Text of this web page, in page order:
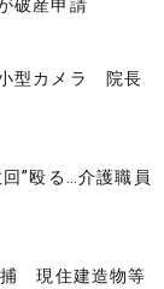
破産申請
型カメラ 院長
”殴る…介護職員
現住建造物等